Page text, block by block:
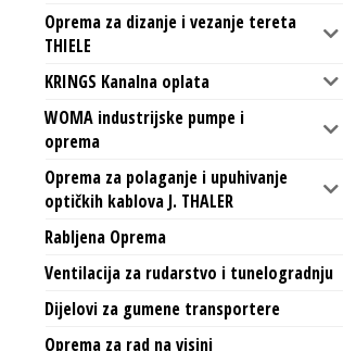
Oprema za dizanje i vezanje tereta
THIELE
KRINGS Kanalna oplata
WOMA industrijske pumpe i
oprema
Oprema za polaganje i upuhivanje
optičkih kablova J. THALER
Rabljena Oprema
Ventilacija za rudarstvo i tunelogradnju
Dijelovi za gumene transportere
Oprema za rad na visini